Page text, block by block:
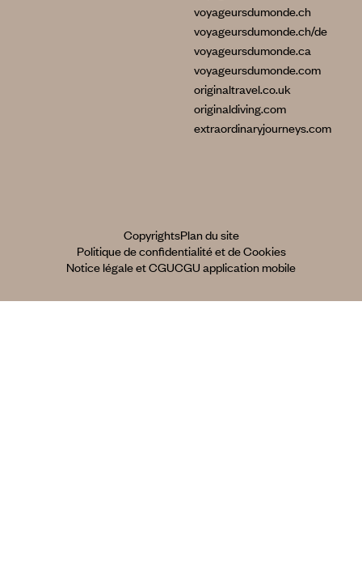
voyageursdumonde.ch
voyageursdumonde.ch/de
voyageursdumonde.ca
voyageursdumonde.com
originaltravel.co.uk
originaldiving.com
extraordinaryjourneys.com
CopyrightsPlan du site
Politique de confidentialité et de Cookies
Notice légale et CGUCGU application mobile